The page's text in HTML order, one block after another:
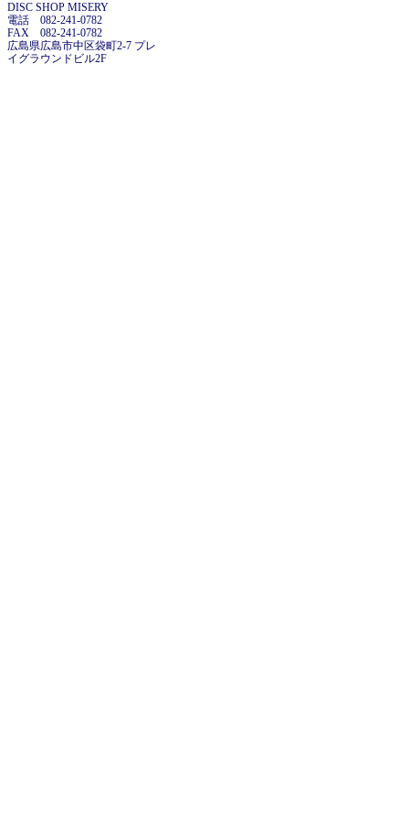
DISC SHOP MISERY
電話 082-241-0782
FAX 082-241-0782
広島県広島市中区袋町2-7 プレ
イグラウンドビル2F